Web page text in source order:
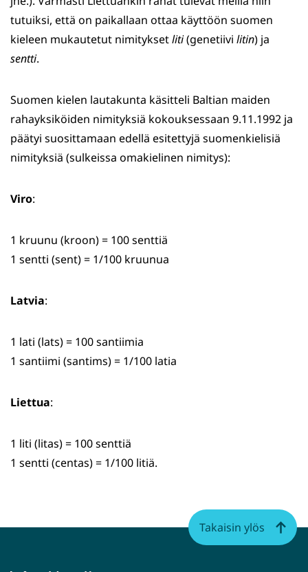
tutuiksi, että on paikallaan ottaa käyttöön suomen
kieleen mukautetut nimityksetliti(genetiivi litin) ja
sentti.
Suomen kielen lautakunta käsitteli Baltian maiden
rahayksiköiden nimityksiä kokouksessaan 9.11.1992 ja
päätyi suosittamaan edellä esitettyjä suomenkielisiä
nimityksiä (sulkeissa omakielinen nimitys):
Viro:
1 kruunu (kroon) = 100 senttiä
1 sentti (sent) = 1/100 kruunua
Latvia:
1 lati (lats) = 100 santiimia
1 santiimi (santims) = 1/100 latia
Liettua:
1 liti (litas) = 100 senttiä
1 sentti (centas) = 1/100 litiä.
Takaisin ylös